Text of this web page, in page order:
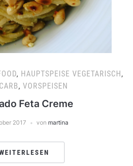
, HAUPTSPEISE VEGETARISCH,
, VORSPEISEN
Feta Creme
2017 von martina